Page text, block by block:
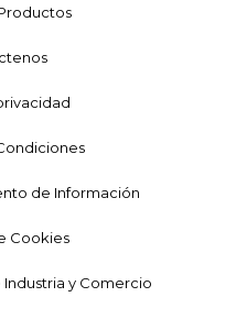
de Información
Cookies
y Comercio